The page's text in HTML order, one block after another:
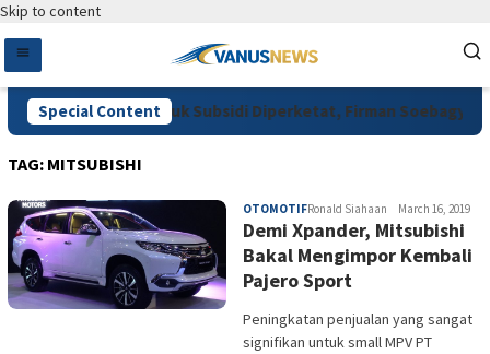
Skip to content
Special Content
Pengawasan Pupuk Subsidi Diperketat, Firman Soebagyo
TAG: MITSUBISHI
OTOMOTIFRonald Siahaan March 16, 2019
Demi Xpander, Mitsubishi
Bakal Mengimpor Kembali
Pajero Sport
Peningkatan penjualan yang sangat
signifikan untuk small MPV PT